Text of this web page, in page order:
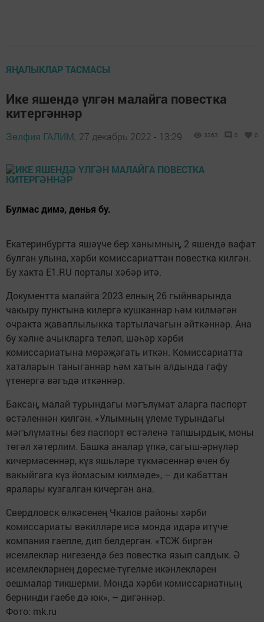
ЯҢАЛЫКЛАР ТАСМАСЫ
Ике яшендә үлгән малайга повестка
китергәннәр
Зөлфия ГАЛИМ, 27 декабрь 2022 - 13:29 3363 0 0
Булмас димә, дөнья бу.
Екатеринбургта яшәүче бер ханымның, 2 яшендә вафат
булган улына, хәрби комиссариаттан повестка килгән.
Бу хакта Е1.RU порталы хәбәр итә.
Документта малайга 2023 елның 26 гыйнварында
чакыру пунктына килергә кушканнар һәм килмәгән
очракта җаваплылыкка тартылачагын әйткәннәр. Ана
бу хәлне ачыкларга теләп, шәһәр хәрби
комиссариатына мөрәҗәгать иткән. Комиссариатта
хаталарын таныганнар һәм хатын алдында гафу
үтенергә вәгъдә иткәннәр.
Баксаң, малай турындагы мәгълүмат аларга паспорт
өстәленнән килгән. «Улымның үлеме турындагы
мәгълүматны без паспорт өстәленә тапшырдык, моны
төгәл хәтерлим. Башка аналар үпкә, сагыш-әрнүләр
кичермәсеннәр, күз яшьләре түкмәсеннәр өчен бу
вакыйгага күз йомасым килмәде», – ди кабаттан
яралары кузгалган кичергән ана.
Свердловск өлкәсенең Чкалов районы хәрби
комиссариаты вәкилләре исә монда идарә итүче
компания гаепле, дип белдергән. «ТСЖ биргән
исемлекләр нигезендә без повестка язып салдык. Ә
исемлекләрнең дөресме-түгелме икәнлекләрен
оешмалар тикшерми. Монда хәрби комиссариатның
бернинди гаебе дә юк», – дигәннәр.
Фото: mk.ru